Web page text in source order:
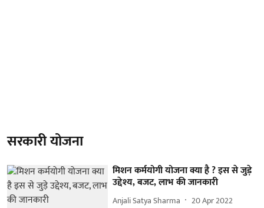
सरकारी योजना
मिशन कर्मयोगी योजना क्या है ? इस से जुड़े
उद्देश्य, बजट, लाभ की जानकारी
Anjali Satya Sharma 20 Apr 2022